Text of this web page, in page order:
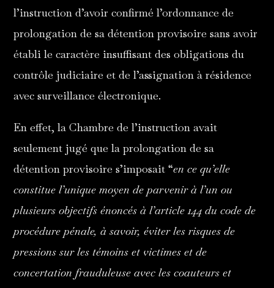
l’instruction d’avoir confirmé l’ordonnance de
prolongation de sa détention provisoire sans avoir
établi le caractère insuffisant des obligations du
contrôle judiciaire et de l’assignation à résidence
avec surveillance électronique.
En effet, la Chambre de l’instruction avait
seulement jugé que la prolongation de sa
détention provisoire s’imposait “en ce qu’elle
constitue l’unique moyen de parvenir à l’un ou
plusieurs objectifs énoncés à l’article 144 du code de
procédure pénale, à savoir, éviter les risques de
pressions sur les témoins et victimes et de
concertation frauduleuse avec les coauteurs et